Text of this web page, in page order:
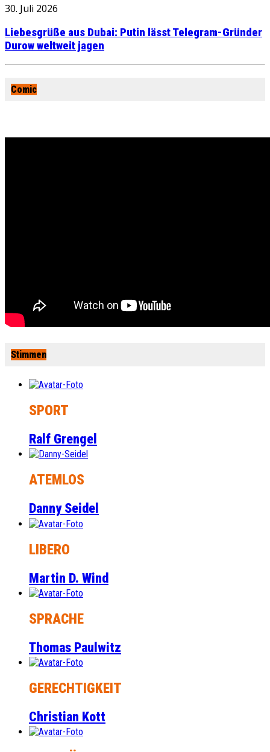
30. Juli 2026
Liebesgrüße aus Dubai: Putin lässt Telegram-Gründer
Durow weltweit jagen
Comic
Stimmen
SPORT
Ralf Grengel
ATEMLOS
Danny Seidel
LIBERO
Martin D. Wind
SPRACHE
Thomas Paulwitz
GERECHTIGKEIT
Christian Kott